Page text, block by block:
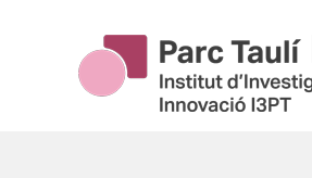
navigation